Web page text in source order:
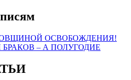
ОСВОБОЖДЕНИЯ!
БРАКОВ – А ПОЛУГОДИЕ